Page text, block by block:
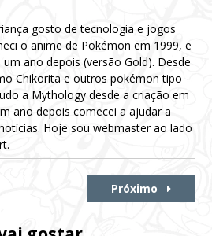
gosto de tecnologia e jogos
o anime de Pokémon em 1999, e
ano depois (versão Gold). Desde
Chikorita e outros pokémon tipo
a Mythology desde a criação em
ano depois comecei a ajudar a
Hoje sou webmaster ao lado
Próximo